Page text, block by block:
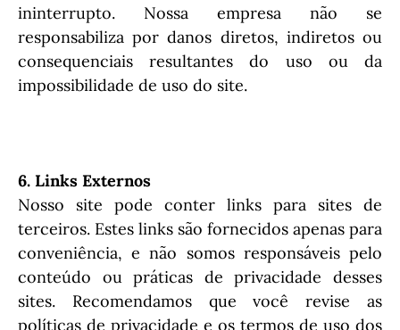
ininterrupto. Nossa empresa não se
responsabiliza por danos diretos, indiretos ou
consequenciais resultantes do uso ou da
impossibilidade de uso do site.
6. Links Externos
Nosso site pode conter links para sites de
terceiros. Estes links são fornecidos apenas para
conveniência, e não somos responsáveis pelo
conteúdo ou práticas de privacidade desses
sites. Recomendamos que você revise as
políticas de privacidade e os termos de uso dos